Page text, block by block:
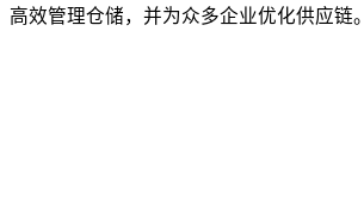
效管理仓储，并为众多企业优化供应链。